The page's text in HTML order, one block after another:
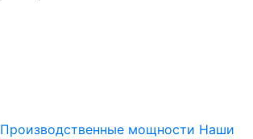
Производственные мощности Наши